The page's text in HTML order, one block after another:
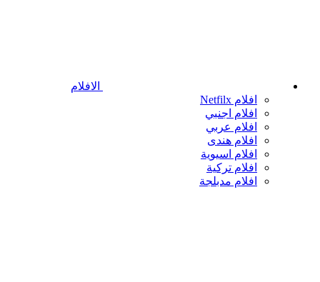
الافلام
افلام Netfilx
افلام اجنبي
افلام عربي
افلام هندى
افلام اسيوية
افلام تركية
افلام مدبلجة